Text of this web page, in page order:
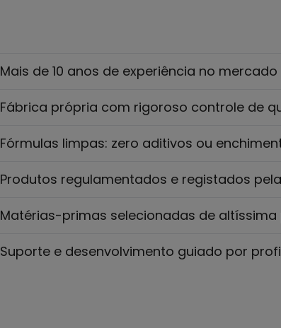
Mais de 10 anos de experiência no
Fábrica própria com rigoroso controle de
Fórmulas limpas: zero aditivos ou
Produtos regulamentados e registados pela
Matérias-primas selecionadas de altíssima
Suporte e desenvolvimento guiado por